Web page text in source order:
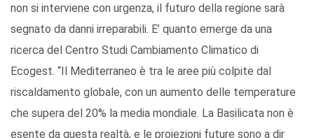
non si interviene con urgenza, il futuro della regione sarà
segnato da danni irreparabili. E’ quanto emerge da una
ricerca del Centro Studi Cambiamento Climatico di
Ecogest. “Il Mediterraneo è tra le aree più colpite dal
riscaldamento globale, con un aumento delle temperature
che supera del 20% la media mondiale. La Basilicata non è
esente da questa realtà, e le proiezioni future sono a dir